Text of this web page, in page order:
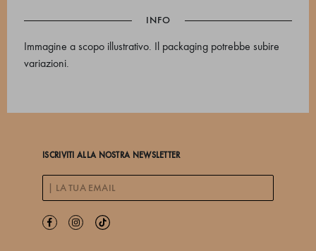
INFO
Immagine a scopo illustrativo. Il packaging potrebbe subire
variazioni.
ISCRIVITI ALLA NOSTRA NEWSLETTER